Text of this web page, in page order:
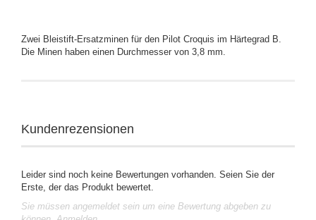
Zwei Bleistift-Ersatzminen für den Pilot Croquis im Härtegrad B.
Die Minen haben einen Durchmesser von 3,8 mm.
Kundenrezensionen
Leider sind noch keine Bewertungen vorhanden. Seien Sie der
Erste, der das Produkt bewertet.
Sie müssen angemeldet sein um eine Bewertung abgeben zu